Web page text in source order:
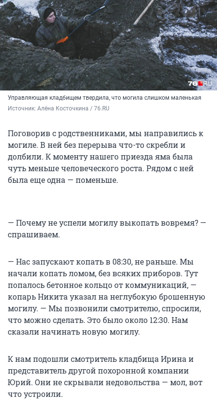
Управляющая кладбищем твердила, что могила слишком маленькая
Источник: Алёна Косточкина / 76.RU
Поговорив с родственниками, мы направились к
могиле. В ней без перерыва что-то скребли и
долбили. К моменту нашего приезда яма была
чуть меньше человеческого роста. Рядом с ней
была еще одна — поменьше.
— Почему не успели могилу выкопать вовремя? —
спрашиваем.
— Нас запускают копать в 08:30, не раньше. Мы
начали копать ломом, без всяких приборов. Тут
попалось бетонное кольцо от коммуникаций, —
копарь Никита указал на неглубокую брошенную
могилу. — Мы позвонили смотрителю, спросили,
что можно сделать. Это было около 12:30. Нам
сказали начинать новую могилу.
К нам подошли смотритель кладбища Ирина и
представитель другой похоронной компании
Юрий. Они не скрывали недовольства — мол, вот
что устроили.